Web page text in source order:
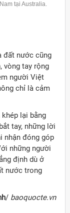
tại Australia.
đất nước cũng
vòng tay rộng
người Việt
chỉ là cảm
lại bằng
tay, những lời
nhận đóng góp
những người
định dù ở
nước trong
/ baoquocte.vn